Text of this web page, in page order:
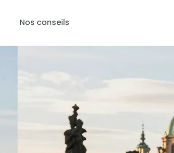
Nos conseils